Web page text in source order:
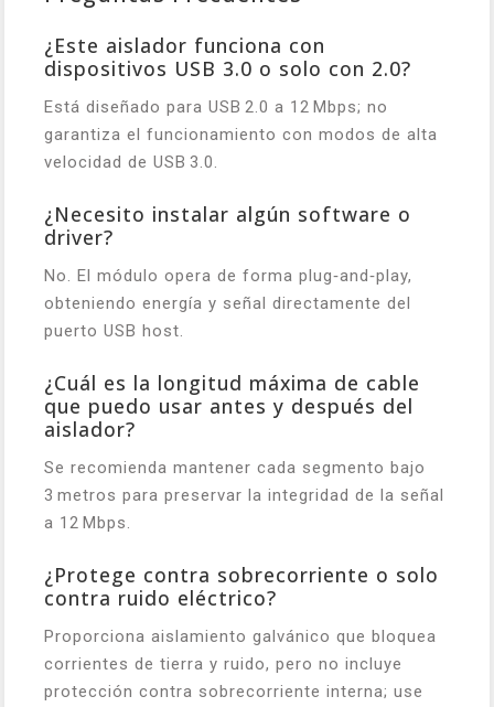
¿Este aislador funciona con
dispositivos USB 3.0 o solo con 2.0?
Está diseñado para USB 2.0 a 12 Mbps; no
garantiza el funcionamiento con modos de alta
velocidad de USB 3.0.
¿Necesito instalar algún software o
driver?
No. El módulo opera de forma plug‑and‑play,
obteniendo energía y señal directamente del
puerto USB host.
¿Cuál es la longitud máxima de cable
que puedo usar antes y después del
aislador?
Se recomienda mantener cada segmento bajo
3 metros para preservar la integridad de la señal
a 12 Mbps.
¿Protege contra sobrecorriente o solo
contra ruido eléctrico?
Proporciona aislamiento galvánico que bloquea
corrientes de tierra y ruido, pero no incluye
protección contra sobrecorriente interna; use